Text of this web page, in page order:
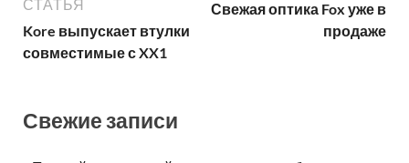
СТАТЬЯ
Kore выпускает втулки
совместимые с XX1
Свежая оптика Fox уже в
продаже
Свежие записи